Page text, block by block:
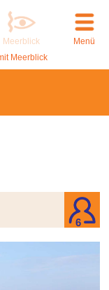
Meerblick
6
Meerblick Menü